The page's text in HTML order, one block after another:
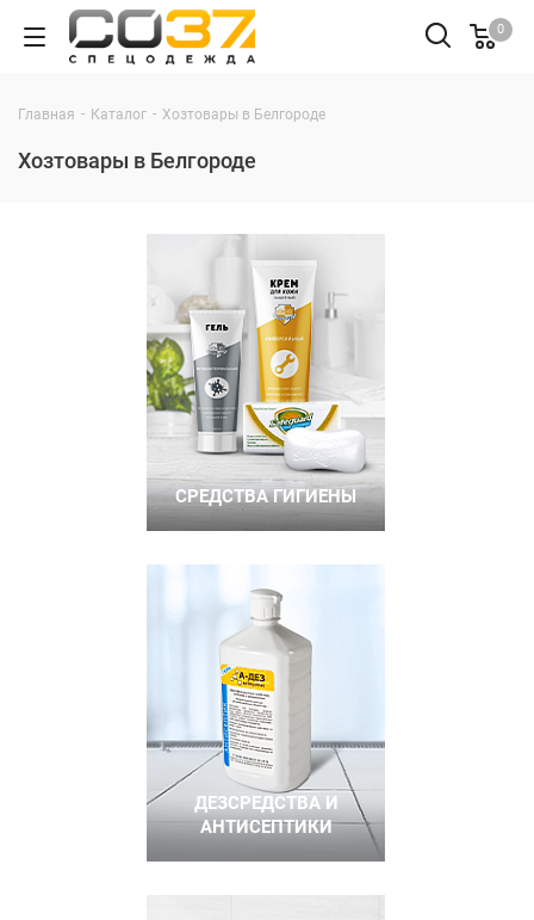
0
Главная - Каталог - Хозтовары в Белгороде
Хозтовары в Белгороде
СРЕДСТВА ГИГИЕНЫ
ДЕЗСРЕДСТВА И
АНТИСЕПТИКИ